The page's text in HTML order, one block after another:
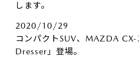
します。
2020/10/29
コンパクトSUV、MAZDA
Dresser」登場。